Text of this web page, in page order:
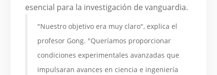
esencial para la investigación de vanguardia.
"Nuestro objetivo era muy claro", explica el
profesor Gong. "Queríamos proporcionar
condiciones experimentales avanzadas que
impulsaran avances en ciencia e ingeniería